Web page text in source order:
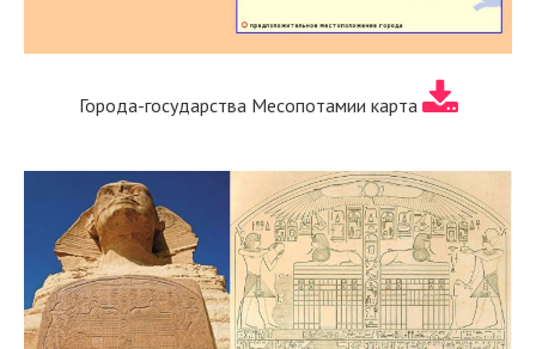
Города-государства Месопотамии карта